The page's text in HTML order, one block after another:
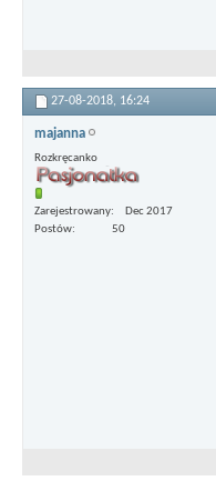
27-08-2018, 16:24
majanna
Rozkręcanko
Zarejestrowany
Dec 2017
Postów
50